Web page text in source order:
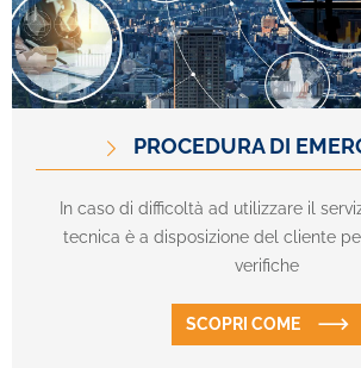
PROCEDURA DI
In caso di difficoltà ad utilizzare il
tecnica è a disposizione del cliente
verifiche
SCOPRI COME